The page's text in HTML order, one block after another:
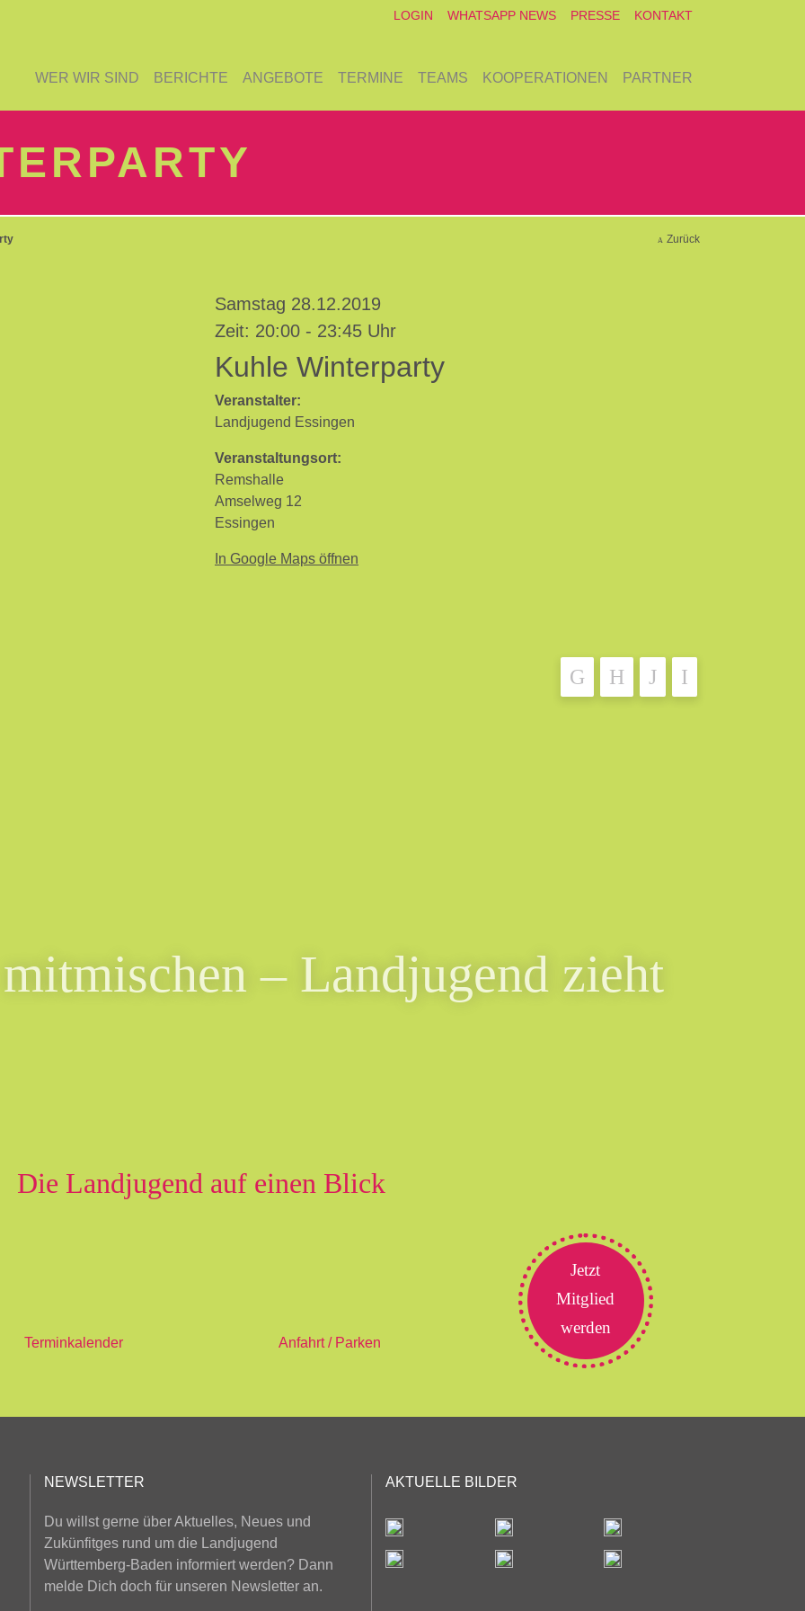
LOGIN WHATSAPP NEWS PRESSE KONTAKT
WER WIR SIND BERICHTE ANGEBOTE TERMINE TEAMS KOOPERATIONEN PARTNER
Zurück
Samstag 28.12.2019
Zeit: 20:00 - 23:45 Uhr
Kuhle Winterparty
Veranstalter:
Landjugend Essingen
Veranstaltungsort:
Remshalle
Amselweg 12
Essingen
In Google Maps öffnen
– Landjugend zieht
Die Landjugend auf einen Blick
Terminkalender Anfahrt / Parken
Jetzt
Mitglied
werden
NEWSLETTER
Du willst gerne über Aktuelles, Neues und
Zukünfitges rund um die Landjugend
Württemberg-Baden informiert werden? Dann
melde Dich doch für unseren Newsletter an.
AKTUELLE BILDER